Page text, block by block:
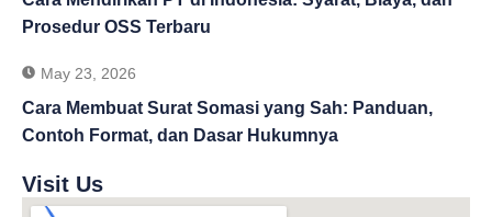
Prosedur OSS Terbaru
May 23, 2026
Cara Membuat Surat Somasi yang Sah: Panduan,
Contoh Format, dan Dasar Hukumnya
Visit Us